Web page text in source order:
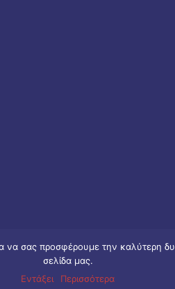
να σας προσφέρουμε την καλύτερη
σελίδα μας.
Εντάξει
Περισσότερα